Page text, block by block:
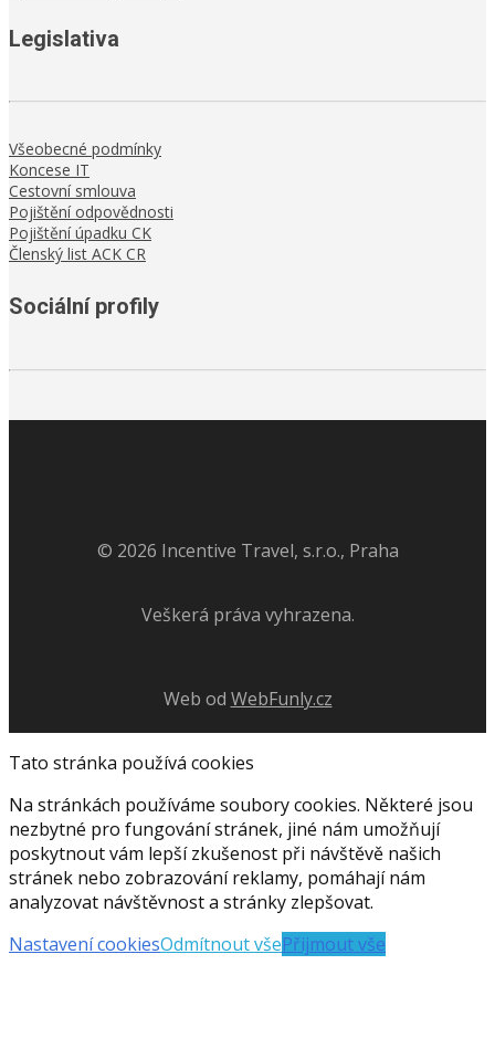
Legislativa
Všeobecné podmínky
Koncese IT
Cestovní smlouva
Pojištění odpovědnosti
Pojištění úpadku CK
Členský list ACK CR
Sociální profily
© 2026 Incentive Travel, s.r.o., Praha
Veškerá práva vyhrazena.
Web od WebFunly.cz
Tato stránka používá cookies
Na stránkách používáme soubory cookies. Některé jsou
nezbytné pro fungování stránek, jiné nám umožňují
poskytnout vám lepší zkušenost při návštěvě našich
stránek nebo zobrazování reklamy, pomáhají nám
analyzovat návštěvnost a stránky zlepšovat.
Nastavení cookiesOdmítnout všePřijmout vše